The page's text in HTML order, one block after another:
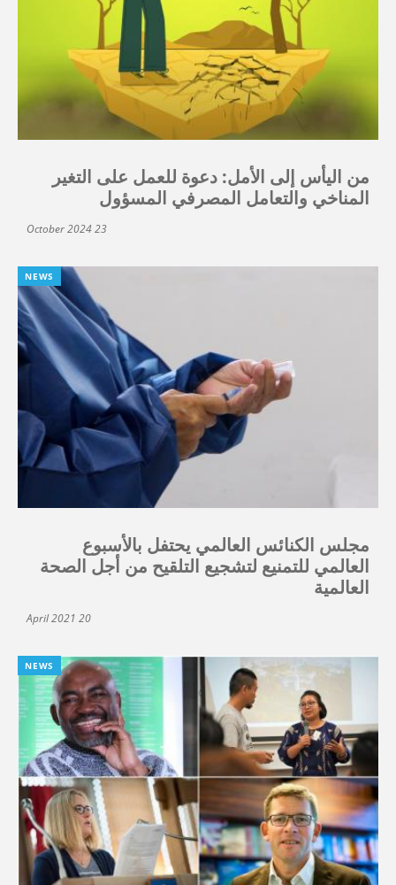
من اليأس إلى الأمل: دعوة للعمل على التغير
المناخي والتعامل المصرفي المسؤول
23 October 2024
NEWS
مجلس الكنائس العالمي يحتفل بالأسبوع
العالمي للتمنيع لتشجيع التلقيح من أجل الصحة
العالمية
20 April 2021
NEWS